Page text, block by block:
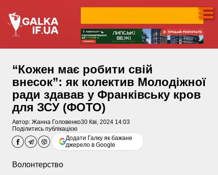
“Кожен має робити свій
внесок”: як колектив Молодіжної
ради здавав у Франківську кров
для ЗСУ (ФОТО)
Автор: Жанна Головенко30 Кві, 2024 14:03
Поділитись публікацією
Додати Галку як бажане
джерело в Google
Волонтерство